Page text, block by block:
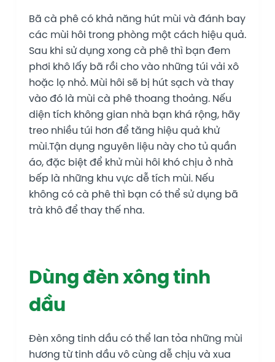
Bã cà phê có khả năng hút mùi và đánh bay
các mùi hôi trong phòng một cách hiệu quả.
Sau khi sử dụng xong cà phê thì bạn đem
phơi khô lấy bã rồi cho vào những túi vải xô
hoặc lọ nhỏ. Mùi hôi sẽ bị hút sạch và thay
vào đó là mùi cà phê thoang thoảng. Nếu
diện tích không gian nhà bạn khá rộng, hãy
treo nhiều túi hơn để tăng hiệu quả khử
mùi.Tận dụng nguyên liệu này cho tủ quần
áo, đặc biệt để khử mùi hôi khó chịu ở nhà
bếp là những khu vực dễ tích mùi. Nếu
không có cà phê thì bạn có thể sử dụng bã
trà khô để thay thế nha.
Dùng đèn xông tinh
dầu
Đèn xông tinh dầu có thể lan tỏa những mùi
hương từ tinh dầu vô cùng dễ chịu và xua